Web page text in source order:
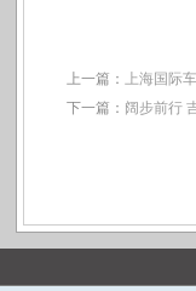
上一篇：
上海国际
下一篇： 阔步前行